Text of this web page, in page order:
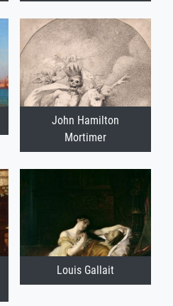
John Hamilton
Mortimer
Louis Gallait